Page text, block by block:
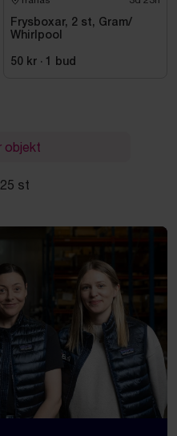
Frysboxar, 2 st, Gram/
Whirlpool
50 kr · bud
objekt
st